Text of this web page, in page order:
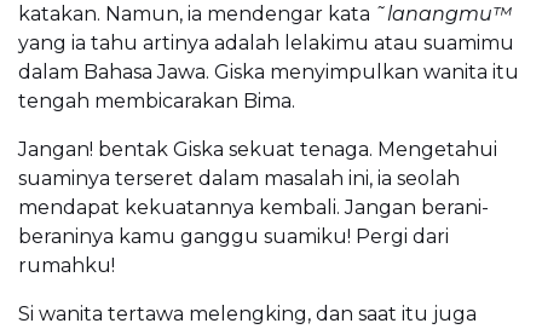
katakan. Namun, ia mendengar kata ˜lanangmu™
yang ia tahu artinya adalah lelakimu atau suamimu
dalam Bahasa Jawa. Giska menyimpulkan wanita itu
tengah membicarakan Bima.
Jangan! bentak Giska sekuat tenaga. Mengetahui
suaminya terseret dalam masalah ini, ia seolah
mendapat kekuatannya kembali. Jangan berani-
beraninya kamu ganggu suamiku! Pergi dari
rumahku!
Si wanita tertawa melengking, dan saat itu juga